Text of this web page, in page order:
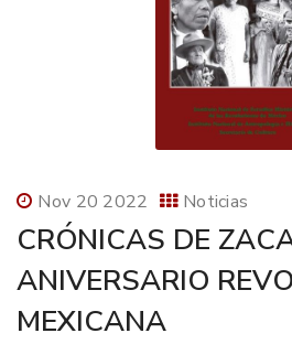
Nov 20 2022 Noticias
CRÓNICAS DE
ANIVERSARIO
MEXICANA